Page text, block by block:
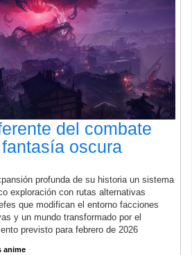
del combate
oscura
profunda de su historia un sistema
exploración con rutas alternativas
que modifican el entorno facciones
y un mundo transformado por el
previsto para febrero de 2026
anime